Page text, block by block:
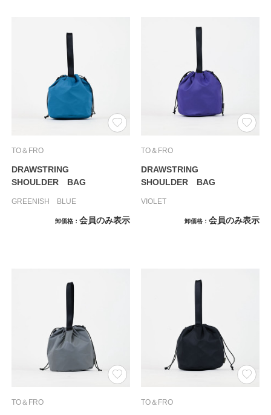
TO＆FRO
DRAWSTRING
SHOULDER BAG
GREENISH BLUE
卸価格 会員のみ表示
TO＆FRO
DRAWSTRING
SHOULDER BAG
VIOLET
卸価格 会員のみ表示
TO＆FRO TO＆FRO